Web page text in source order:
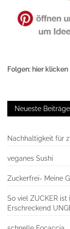
Folgen: hier klicken
Neueste Beiträge
Nachhaltigkeit für
veganes Sushi
Zuckerfrei- Meine
So viel ZUCKER ist
Erschreckend